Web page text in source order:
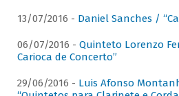
13/07/2016 - Daniel Sanches /
06/07/2016 - Quinteto Lorenzo
Carioca de Concerto”
29/06/2016 - Luis Afonso